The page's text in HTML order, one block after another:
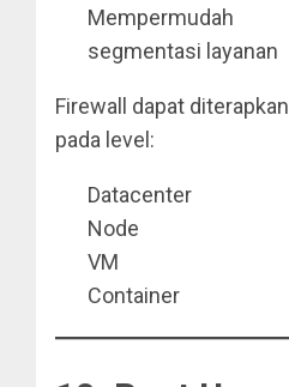
Mempermudah
segmentasi layanan
Firewall dapat diterapkan
pada level:
Datacenter
Node
VM
Container